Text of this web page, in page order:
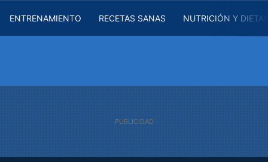
ENTRENAMIENTO RECETAS SANAS NUTRICIÓN Y